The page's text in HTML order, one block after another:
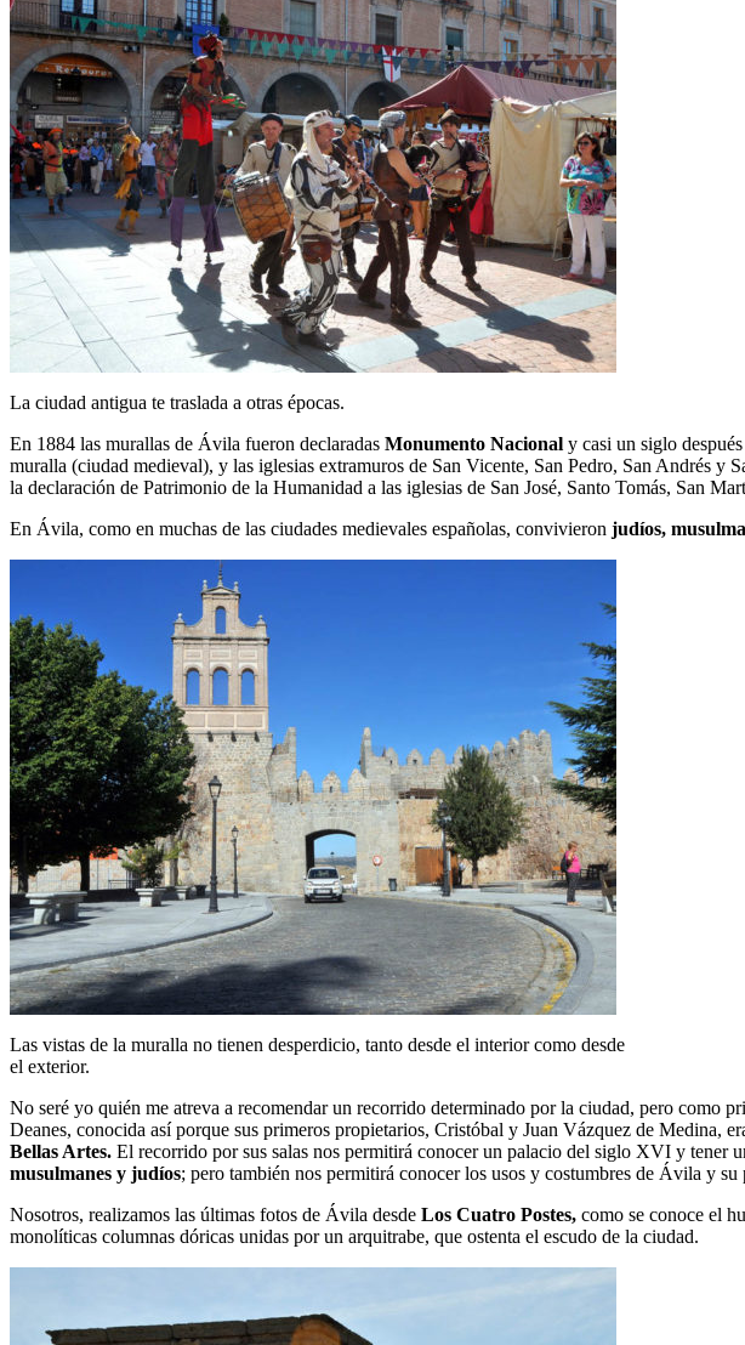
La ciudad antigua te traslada a otras épocas.
En 1884 las murallas de Ávila fueron declaradas Monumento Nacional y casi un siglo
muralla (ciudad medieval), y las iglesias extramuros de San Vicente, San Pedro, San Andrés y
la declaración de Patrimonio de la Humanidad a las iglesias de San José, Santo Tomás, San
En Ávila, como en muchas de las ciudades medievales españolas, convivieron judíos,
Las vistas de la muralla no tienen desperdicio, tanto desde el interior como desde
el exterior.
No seré yo quién me atreva a recomendar un recorrido determinado por la ciudad, pero como
Deanes, conocida así porque sus primeros propietarios, Cristóbal y Juan Vázquez de Medina,
Bellas Artes. El recorrido por sus salas nos permitirá conocer un palacio del siglo XVI y tener
musulmanes y judíos; pero también nos permitirá conocer los usos y costumbres de Ávila y su
Nosotros, realizamos las últimas fotos de Ávila desde Los Cuatro Postes, como se conoce el
monolíticas columnas dóricas unidas por un arquitrabe, que ostenta el escudo de la ciudad.